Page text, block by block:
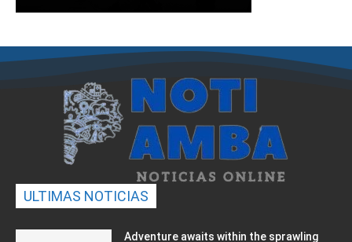
ULTIMAS NOTICIAS
Adventure awaits within the sprawling